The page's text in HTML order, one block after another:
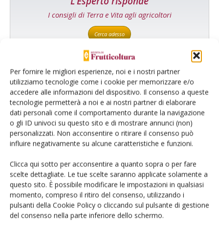
Per fornire le migliori esperienze, noi e i nostri partner
utilizziamo tecnologie come i cookie per memorizzare e/o
accedere alle informazioni del dispositivo. Il consenso a queste
tecnologie permetterà a noi e ai nostri partner di elaborare
dati personali come il comportamento durante la navigazione
o gli ID univoci su questo sito e di mostrare annunci (non)
personalizzati. Non acconsentire o ritirare il consenso può
influire negativamente su alcune caratteristiche e funzioni.
Clicca qui sotto per acconsentire a quanto sopra o per fare
scelte dettagliate. Le tue scelte saranno applicate solamente a
questo sito. È possibile modificare le impostazioni in qualsiasi
momento, compreso il ritiro del consenso, utilizzando i
pulsanti della Cookie Policy o cliccando sul pulsante di gestione
del consenso nella parte inferiore dello schermo.
I consigli di Terra e Vita agli agricoltori
Cerca adesso
Dalla stessa categoria
ARTICOLI ABBONATI 13 Aprile 2026
Campagna complessa per le
arance
L'andamento delle quotazioni nelle ultime tre campagne